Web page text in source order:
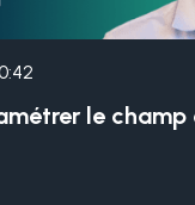
le champ